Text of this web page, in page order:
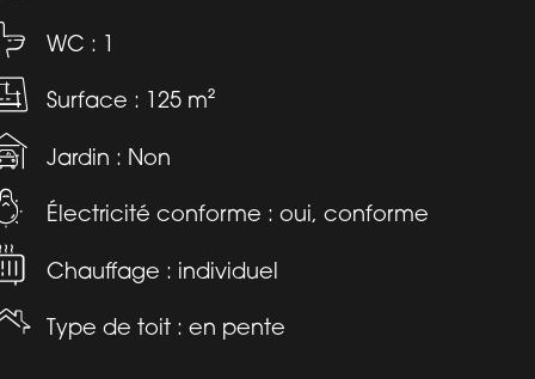
WC : 1
Surface : 125 m²
Jardin : Non
Électricité conforme : oui, conforme
Chauffage : individuel
Type de toit : en pente